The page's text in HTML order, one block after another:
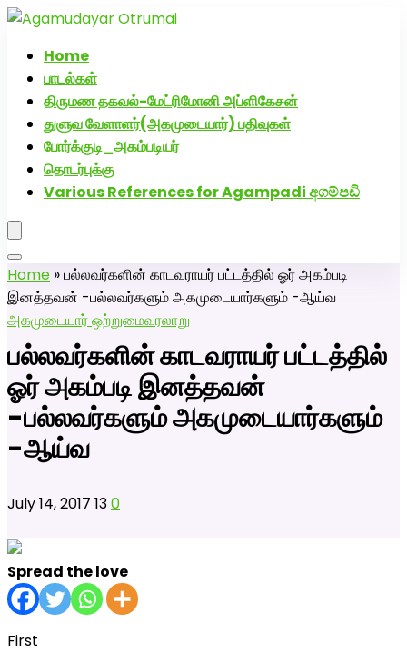
Home
பாடல்கள்
திருமண தகவல்-மேட்ரிமோனி அப்ளிகேசன்
துளுவ வேளாளர்(அகமுடையார்) பதிவுகள்
போர்க்குடி_அகம்படியர்
தொடர்புக்கு
Various References for Agampadi අගම්පඩි
Home »பல்லவர்களின் காடவராயர் பட்டத்தில் ஓர் அகம்படி
இனத்தவன் -பல்லவர்களும் அகமுடையார்களும் -ஆய்வ
அகமுடையார் ஒற்றுமைவரலாறு
பல்லவர்களின் காடவராயர் பட்டத்தில்
ஓர் அகம்படி இனத்தவன்
-பல்லவர்களும் அகமுடையார்களும்
-ஆய்வ
July 14, 2017 130
Spread the love
First
அகமுடையார் திருமண வரன்களுக்கு அகமுடையார்மேட்ரி-